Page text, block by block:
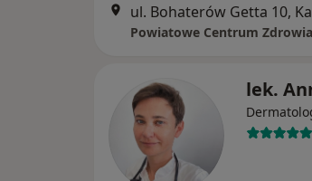
ul. Bohaterów Getta 10,
Powiatowe Centrum
lek.